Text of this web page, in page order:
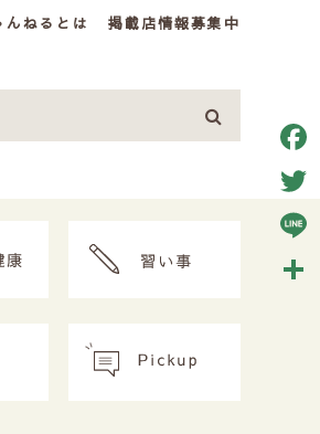
んねるとは 掲載店情報募集中
Line